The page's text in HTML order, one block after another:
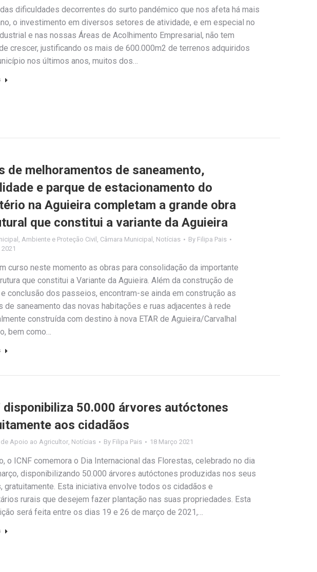
dificuldades decorrentes do surto pandémico que nos afeta há mais
o investimento em diversos setores de atividade, e em especial no
e nas nossas Áreas de Acolhimento Empresarial, não tem
crescer, justificando os mais de 600.000m2 de terrenos adquiridos
nos últimos anos, muitos dos…
de melhoramentos de saneamento,
e parque de estacionamento do
na Aguieira completam a grande obra
que constitui a variante da Aguieira
, Ambiente e Proteção Civil , Câmara Municipal , Notícias By Filipa Pais
curso neste momento as obras para consolidação da importante
que constitui a Variante da Aguieira. Além da construção de
conclusão dos passeios, encontram-se ainda em construção as
de saneamento das novas habitações e ruas adjacentes à rede
construída com destino à nova ETAR de Aguieira/Carvalhal
bem como…
disponibiliza 50.000 árvores autóctones
aos cidadãos
de Apoio ao Agricultor, Notícias By Filipa Pais 18 Março 2021
o ICNF comemora o Dia Internacional das Florestas, celebrado no dia
disponibilizando 50.000 árvores autóctones produzidas nos seus
gratuitamente. Esta iniciativa envolve todos os cidadãos e
rurais que desejem fazer plantação nas suas propriedades. Esta
será feita entre os dias 19 e 26 de março de 2021,…